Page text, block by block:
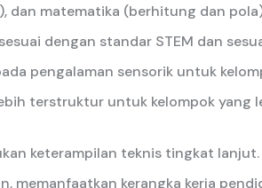
dan matematika (berhitung dan
dengan standar STEM dan
pengalaman sensorik untuk
terstruktur untuk kelompok yang
keterampilan teknis tingkat
memanfaatkan kerangka kerja